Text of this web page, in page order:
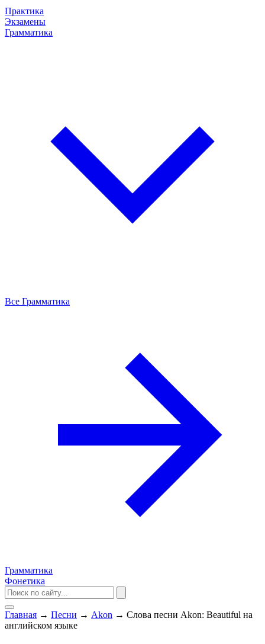
Практика
Экзамены
Грамматика
Все Грамматика
Грамматика
Фонетика
Главная → Песни → Akon → Слова песни Akon: Beautiful на
английском языке